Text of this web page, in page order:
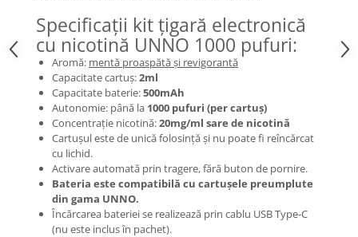
Specificații kit țigară electronică
cu nicotină UNNO 1000 pufuri:
Aromă: mentă proaspătă și revigorantă
Capacitate cartuș:2ml
Capacitate baterie:500mAh
Autonomie: până la 1000 pufuri (per cartuș)
Concentrație nicotină:20mg/ml sare de nicotină
Cartușul este de unică folosință și nu poate fi reîncărcat
cu lichid.
Activare automată prin tragere, fără buton de pornire.
Bateria este compatibilă cu cartușele preumplute
din gama UNNO.
Încărcarea bateriei se realizează prin cablu USB Type-C
(nu este inclus în pachet).